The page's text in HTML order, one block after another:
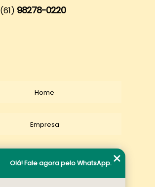
(61) 98278-0220
Home
Empresa
Olá! Fale agora pelo WhatsApp.